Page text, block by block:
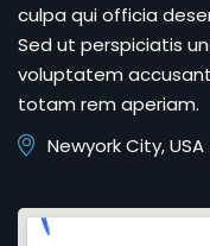
culpa qui officia
Sed ut perspiciatis
voluptatem
totam rem aperiam.
Newyork City, USA